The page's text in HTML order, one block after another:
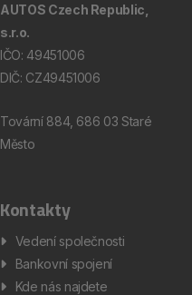
AUTOS Czech Republic,
s.r.o.
IČO: 49451006
DIČ: CZ49451006
Tovární 884, 686 03 Staré
Město
Kontakty
Vedení společnosti
Bankovní spojení
Kde nás najdete